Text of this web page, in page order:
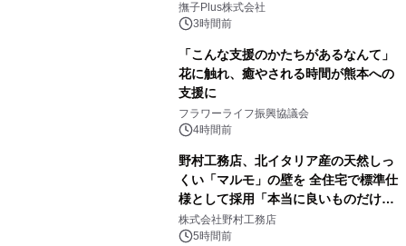
撫子Plus株式会社
3時間前
「こんな支援のかたちがあるなんて」
花に触れ、癒やされる時間が熊本への
支援に
フラワーライフ振興協議会
4時間前
野村工務店、北イタリア産の天然しっ
くい「マルモ」の壁を 全住宅で標準仕
様として採用「本当に良いものだけに
こだわる」
株式会社野村工務店
5時間前